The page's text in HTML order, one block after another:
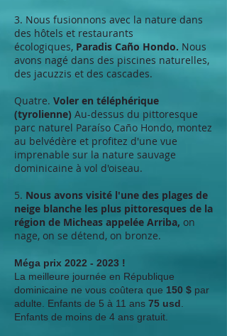
3. Nous fusionnons avec la nature dans
des hôtels et restaurants
écologiques, Paradis Caño Hondo. Nous
avons nagé dans des piscines naturelles,
des jacuzzis et des cascades.
Quatre. Voler en téléphérique
(tyrolienne) Au-dessus du pittoresque
parc naturel Paraíso Caño Hondo, montez
au belvédère et profitez d'une vue
imprenable sur la nature sauvage
dominicaine à vol d'oiseau.
5. Nous avons visité l'une des plages de
neige blanche les plus pittoresques de la
région de Micheas appelée Arriba, on
nage, on se détend, on bronze.
Méga prix 2022 - 2023 !
La meilleure journée en République
dominicaine ne vous coûtera que 150 $ par
adulte. Enfants de 5 à 11 ans 75 usd
Enfants de moins de 4 ans gratuit.